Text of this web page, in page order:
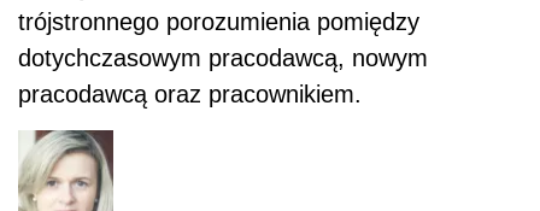
trójstronnego porozumienia pomiędzy
dotychczasowym pracodawcą, nowym
pracodawcą oraz pracownikiem.